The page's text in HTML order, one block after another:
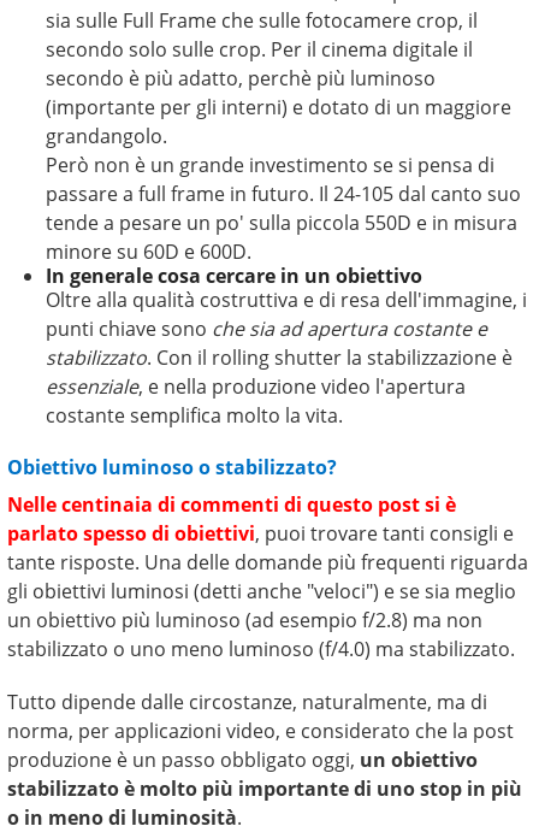
sia sulle Full Frame che sulle fotocamere crop, il
secondo solo sulle crop. Per il cinema digitale il
secondo è più adatto, perchè più luminoso
(importante per gli interni) e dotato di un maggiore
grandangolo.
Però non è un grande investimento se si pensa di
passare a full frame in futuro. Il 24-105 dal canto suo
tende a pesare un po' sulla piccola 550D e in misura
minore su 60D e 600D.
In generale cosa cercare in un obiettivo
Oltre alla qualità costruttiva e di resa dell'immagine, i
punti chiave sono che sia ad apertura costante e
stabilizzato. Con il rolling shutter la stabilizzazione è
essenziale, e nella produzione video l'apertura
costante semplifica molto la vita.
Obiettivo luminoso o stabilizzato?
Nelle centinaia di commenti di questo post si è
parlato spesso di obiettivi, puoi trovare tanti consigli e
tante risposte. Una delle domande più frequenti riguarda
gli obiettivi luminosi (detti anche "veloci") e se sia meglio
un obiettivo più luminoso (ad esempio f/2.8) ma non
stabilizzato o uno meno luminoso (f/4.0) ma stabilizzato.
Tutto dipende dalle circostanze, naturalmente, ma di
norma, per applicazioni video, e considerato che la post
produzione è un passo obbligato oggi, un obiettivo
stabilizzato è molto più importante di uno stop in più
o in meno di luminosità.